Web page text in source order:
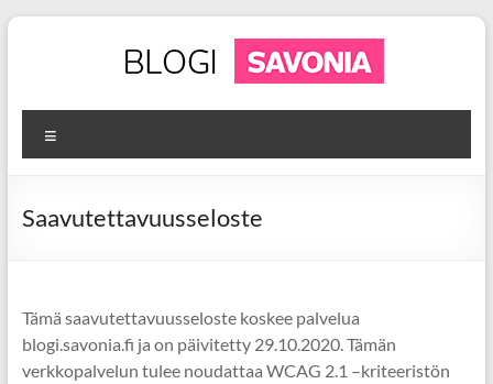
Skip
Savonian
blogit
tutustumaan
Saavutettavuusseloste
Tämä saavutettavuusseloste koskee palvelua
blogi.savonia.fi ja on päivitetty 29.10.2020. Tämän
verkkopalvelun tulee noudattaa WCAG 2.1 –kriteeristön